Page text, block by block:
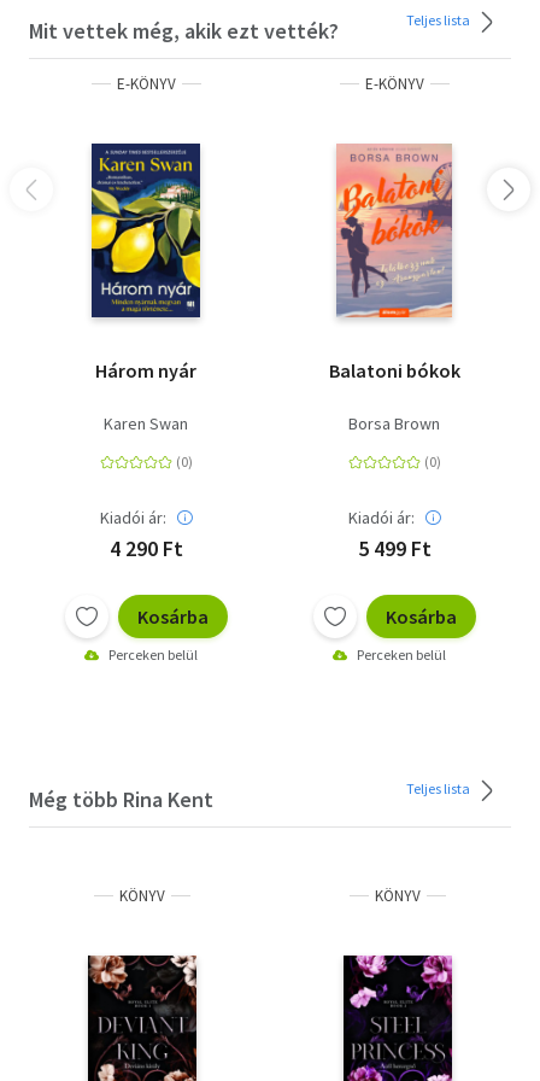
Mit vettek még, akik ezt vették? Teljes lista
E-KÖNYV
Három nyár
Karen Swan
Kiadói ár:
4 290 Ft
Kosárba
Perceken belül
E-KÖNYV
Balatoni bókok
Borsa Brown
Kiadói ár:
5 499 Ft
Kosárba
Perceken belül
Még több Rina Kent Teljes lista
KÖNYV KÖNYV